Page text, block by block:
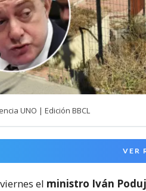
UNO | Edición BBCL
VER
el ministro Iván